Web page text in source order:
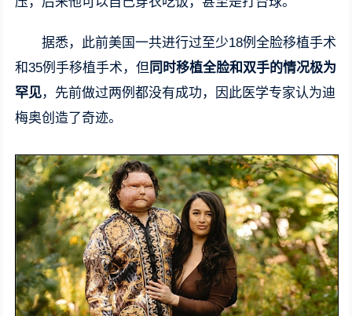
据悉，此前美国一共进行过至少18例全脸移植手术
和35例手移植手术，但 同时移植全脸和双手的情况极为
罕见，先前做过两例都没有成功，因此医学专家认为迪
梅奥创造了奇迹。